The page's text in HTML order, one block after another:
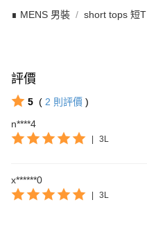
∎ MENS 男裝 short tops 短T
評價
5 ( 2 則評價 )
n****4
| 3L
x******0
| 3L